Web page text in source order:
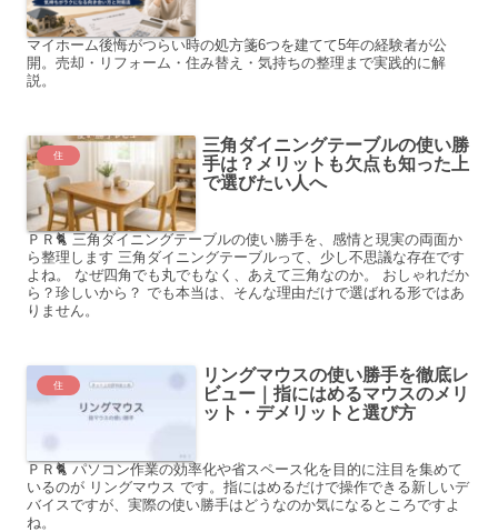
マイホーム後悔がつらい時の処方箋6つを建てて5年の経験者が公
開。売却・リフォーム・住み替え・気持ちの整理まで実践的に解
説。
住
三角ダイニングテーブルの使い勝
手は？メリットも欠点も知った上
で選びたい人へ
ＰＲ🐈 三角ダイニングテーブルの使い勝手を、感情と現実の両面か
ら整理します 三角ダイニングテーブルって、少し不思議な存在です
よね。 なぜ四角でも丸でもなく、あえて三角なのか。 おしゃれだか
ら？珍しいから？ でも本当は、そんな理由だけで選ばれる形ではあ
りません。
住
リングマウスの使い勝手を徹底レ
ビュー｜指にはめるマウスのメリ
ット・デメリットと選び方
ＰＲ🐈 パソコン作業の効率化や省スペース化を目的に注目を集めて
いるのが リングマウス です。指にはめるだけで操作できる新しいデ
バイスですが、実際の使い勝手はどうなのか気になるところですよ
ね。